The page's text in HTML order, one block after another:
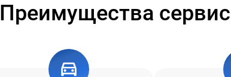
Преимущества